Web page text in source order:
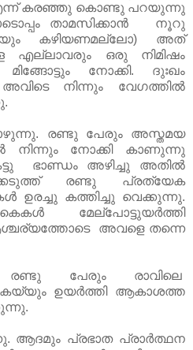
കരഞ്ഞു കൊണ്ടു പറയുന്നു
താമസിക്കാൻ നൂറു
കഴിയണമല്ലോ) അത്
എല്ലാവരും ഒരു നിമിഷം
നോക്കി. ദുഃഖം
അവിടെ നിന്നും വേഗത്തിൽ
രണ്ടു പേരും അസ്തമയ
നിന്നും നോക്കി കാണുന്നു
ഭാണ്ഡം അഴിച്ചു അതിൽ
രണ്ടു പ്രത്യേക
കത്തിച്ചു വെക്കുന്നു.
മേല്പോട്ടുയർത്തി
അവളെ തന്നെ
പേരും രാവിലെ
ഉയർത്തി ആകാശത്ത
ആദമും പ്രഭാത പ്രാർത്ഥന